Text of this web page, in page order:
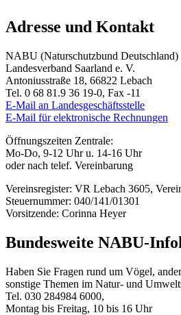
Adresse und Kontakt
NABU (Naturschutzbund Deutschland)
Landesverband Saarland e. V.
Antoniusstraße 18, 66822 Lebach
Tel. 0 68 81.9 36 19-0, Fax -11
E-Mail an Landesgeschäftsstelle
E-Mail für elektronische Rechnungen
Öffnungszeiten Zentrale:
Mo-Do, 9-12 Uhr u. 14-16 Uhr
oder nach telef. Vereinbarung
Vereinsregister: VR Lebach 3605,
Steuernummer: 040/141/01301
Vorsitzende: Corinna Heyer
Bundesweite NABU-
Haben Sie Fragen rund um Vögel,
sonstige Themen im Natur- und
Tel. 030 284984 6000,
Montag bis Freitag, 10 bis 16 Uhr